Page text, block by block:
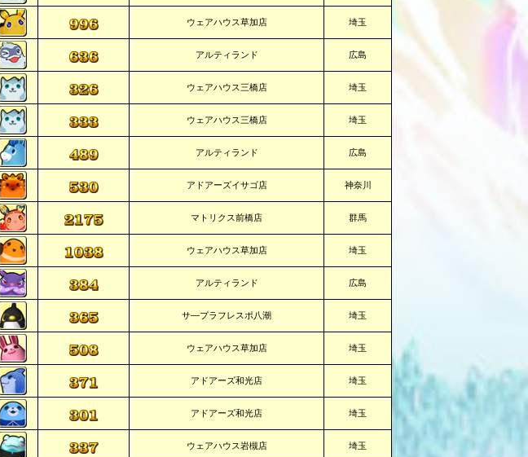
ウェアハウス草加店 埼玉
アルティランド 広島
ウェアハウス三橋店 埼玉
ウェアハウス三橋店 埼玉
アルティランド 広島
アドアーズイサゴ店 神奈川
マトリクス前橋店 群馬
ウェアハウス草加店 埼玉
アルティランド 広島
サ―プラフレスポ八潮 埼玉
ウェアハウス草加店 埼玉
アドアーズ和光店 埼玉
アドアーズ和光店 埼玉
ウェアハウス岩槻店 埼玉